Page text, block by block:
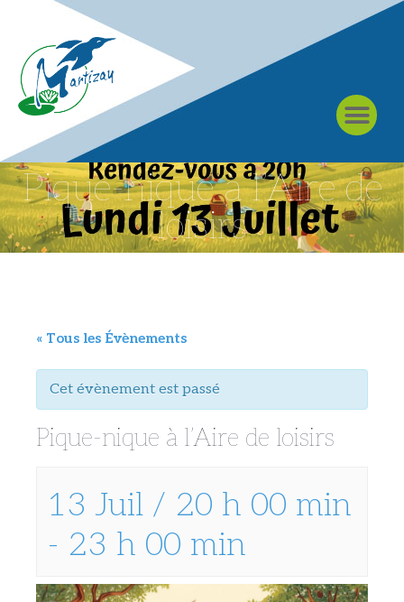
Pique-nique à l’Aire de
loisirs
« Tous les Évènements
Cet évènement est passé
Pique-nique à l’Aire de loisirs
13 Juil / 20 h 00 min
- 23 h 00 min